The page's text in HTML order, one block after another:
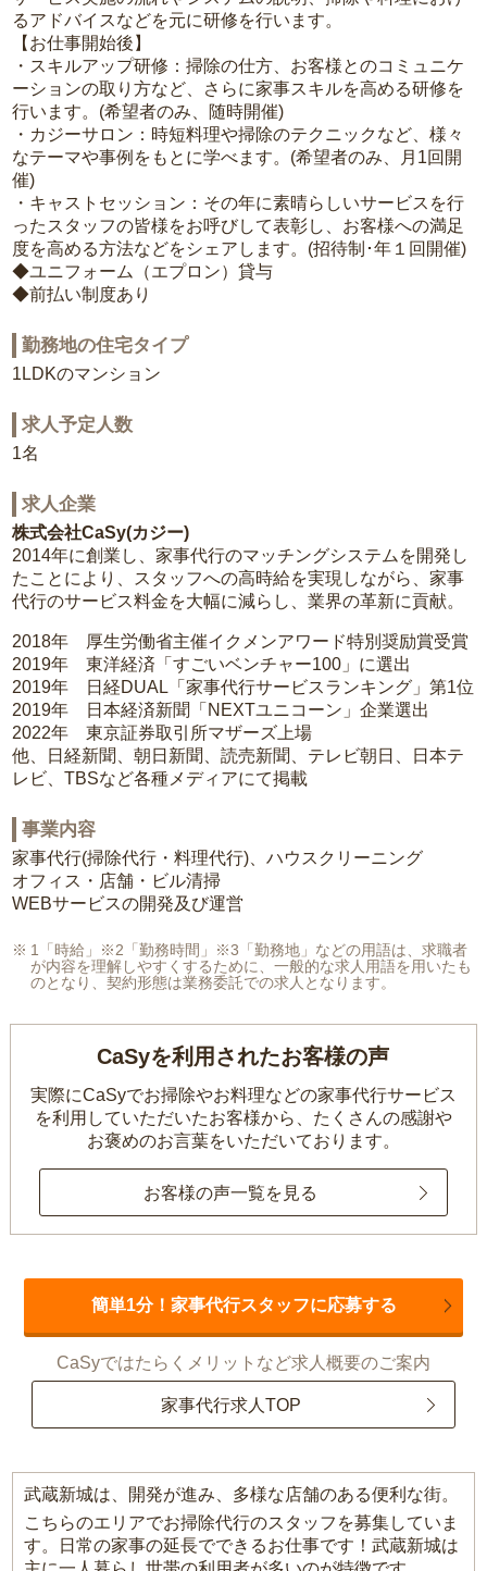
るアドバイスなどを元に研修を行います。
【お仕事開始後】
・スキルアップ研修：掃除の仕方、お客様とのコミュニケ
ーションの取り方など、さらに家事スキルを高める研修を
行います。(希望者のみ、随時開催)
・カジーサロン：時短料理や掃除のテクニックなど、様々
なテーマや事例をもとに学べます。(希望者のみ、月1回開
催)
・キャストセッション：その年に素晴らしいサービスを行
ったスタッフの皆様をお呼びして表彰し、お客様への満足
度を高める方法などをシェアします。(招待制･年１回開催)
◆ユニフォーム（エプロン）貸与
◆前払い制度あり
勤務地の住宅タイプ
1LDKのマンション
求人予定人数
1名
求人企業
株式会社CaSy(カジー)
2014年に創業し、家事代行のマッチングシステムを開発し
たことにより、スタッフへの高時給を実現しながら、家事
代行のサービス料金を大幅に減らし、業界の革新に貢献。
2018年 厚生労働省主催イクメンアワード特別奨励賞受賞
2019年 東洋経済「すごいベンチャー100」に選出
2019年 日経DUAL「家事代行サービスランキング」第1位
2019年 日本経済新聞「NEXTユニコーン」企業選出
2022年 東京証券取引所マザーズ上場
他、日経新聞、朝日新聞、読売新聞、テレビ朝日、日本テ
レビ、TBSなど各種メディアにて掲載
事業内容
家事代行(掃除代行・料理代行)、ハウスクリーニング
オフィス・店舗・ビル清掃
WEBサービスの開発及び運営
1「時給」※2「勤務時間」※3「勤務地」などの用語は、求職者
が内容を理解しやすくするために、一般的な求人用語を用いたも
のとなり、契約形態は業務委託での求人となります。
CaSyを利用されたお客様の声
実際にCaSyでお掃除やお料理などの家事代行サービス
を利用していただいたお客様から、 たくさんの感謝や
お褒めのお言葉をいただいております。
お客様の声一覧を見る
簡単1分！家事代行スタッフに応募する
CaSyではたらくメリットなど求人概要のご案内
家事代行求人TOP
武蔵新城は、開発が進み、多様な店舗のある便利な街。
こちらのエリアでお掃除代行のスタッフを募集していま
す。日常の家事の延長でできるお仕事です！武蔵新城は